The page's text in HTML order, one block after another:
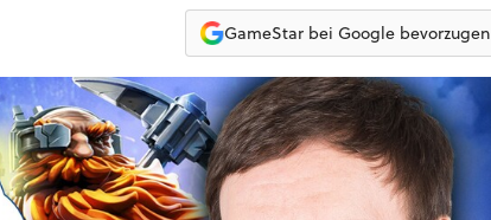
GameStar bei Google bevorzugen